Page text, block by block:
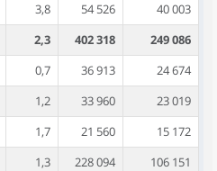
3,8 54 526
40 003
2,3 402 318
249 086
0,7 36 913
24 674
1,2 33 960
23 019
1,7 21 560
15 172
1,3 228 094
106 151